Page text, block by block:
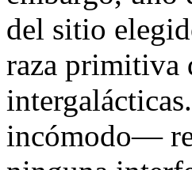
del sitio
raza primitiva
incómodo—